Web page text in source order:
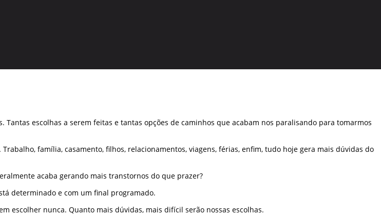
escolhas a serem feitas e tantas opções de caminhos que acabam nos paralisando para tomarmos
família, casamento, filhos, relacionamentos, viagens, férias, enfim, tudo hoje gera mais dúvidas do
acaba gerando mais transtornos do que prazer?
determinado e com um final programado.
escolher nunca. Quanto mais dúvidas, mais difícil serão nossas escolhas.